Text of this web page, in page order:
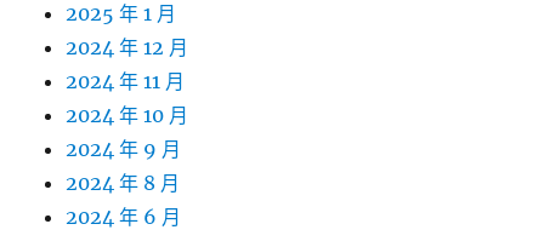
2025 年 1 月
2024 年 12 月
2024 年 11 月
2024 年 10 月
2024 年 9 月
2024 年 8 月
2024 年 6 月